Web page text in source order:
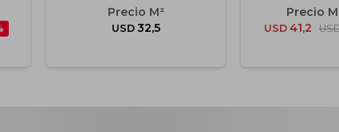
60x60 Cm
USD 32,5
60x120
USD 41,2